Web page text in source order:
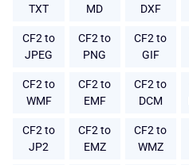
TXT
MD
DXF
CF2 to
JPEG
CF2 to
PNG
CF2 to
GIF
CF2 to
WMF
CF2 to
EMF
CF2 to
DCM
CF2 to
JP2
CF2 to
EMZ
CF2 to
WMZ